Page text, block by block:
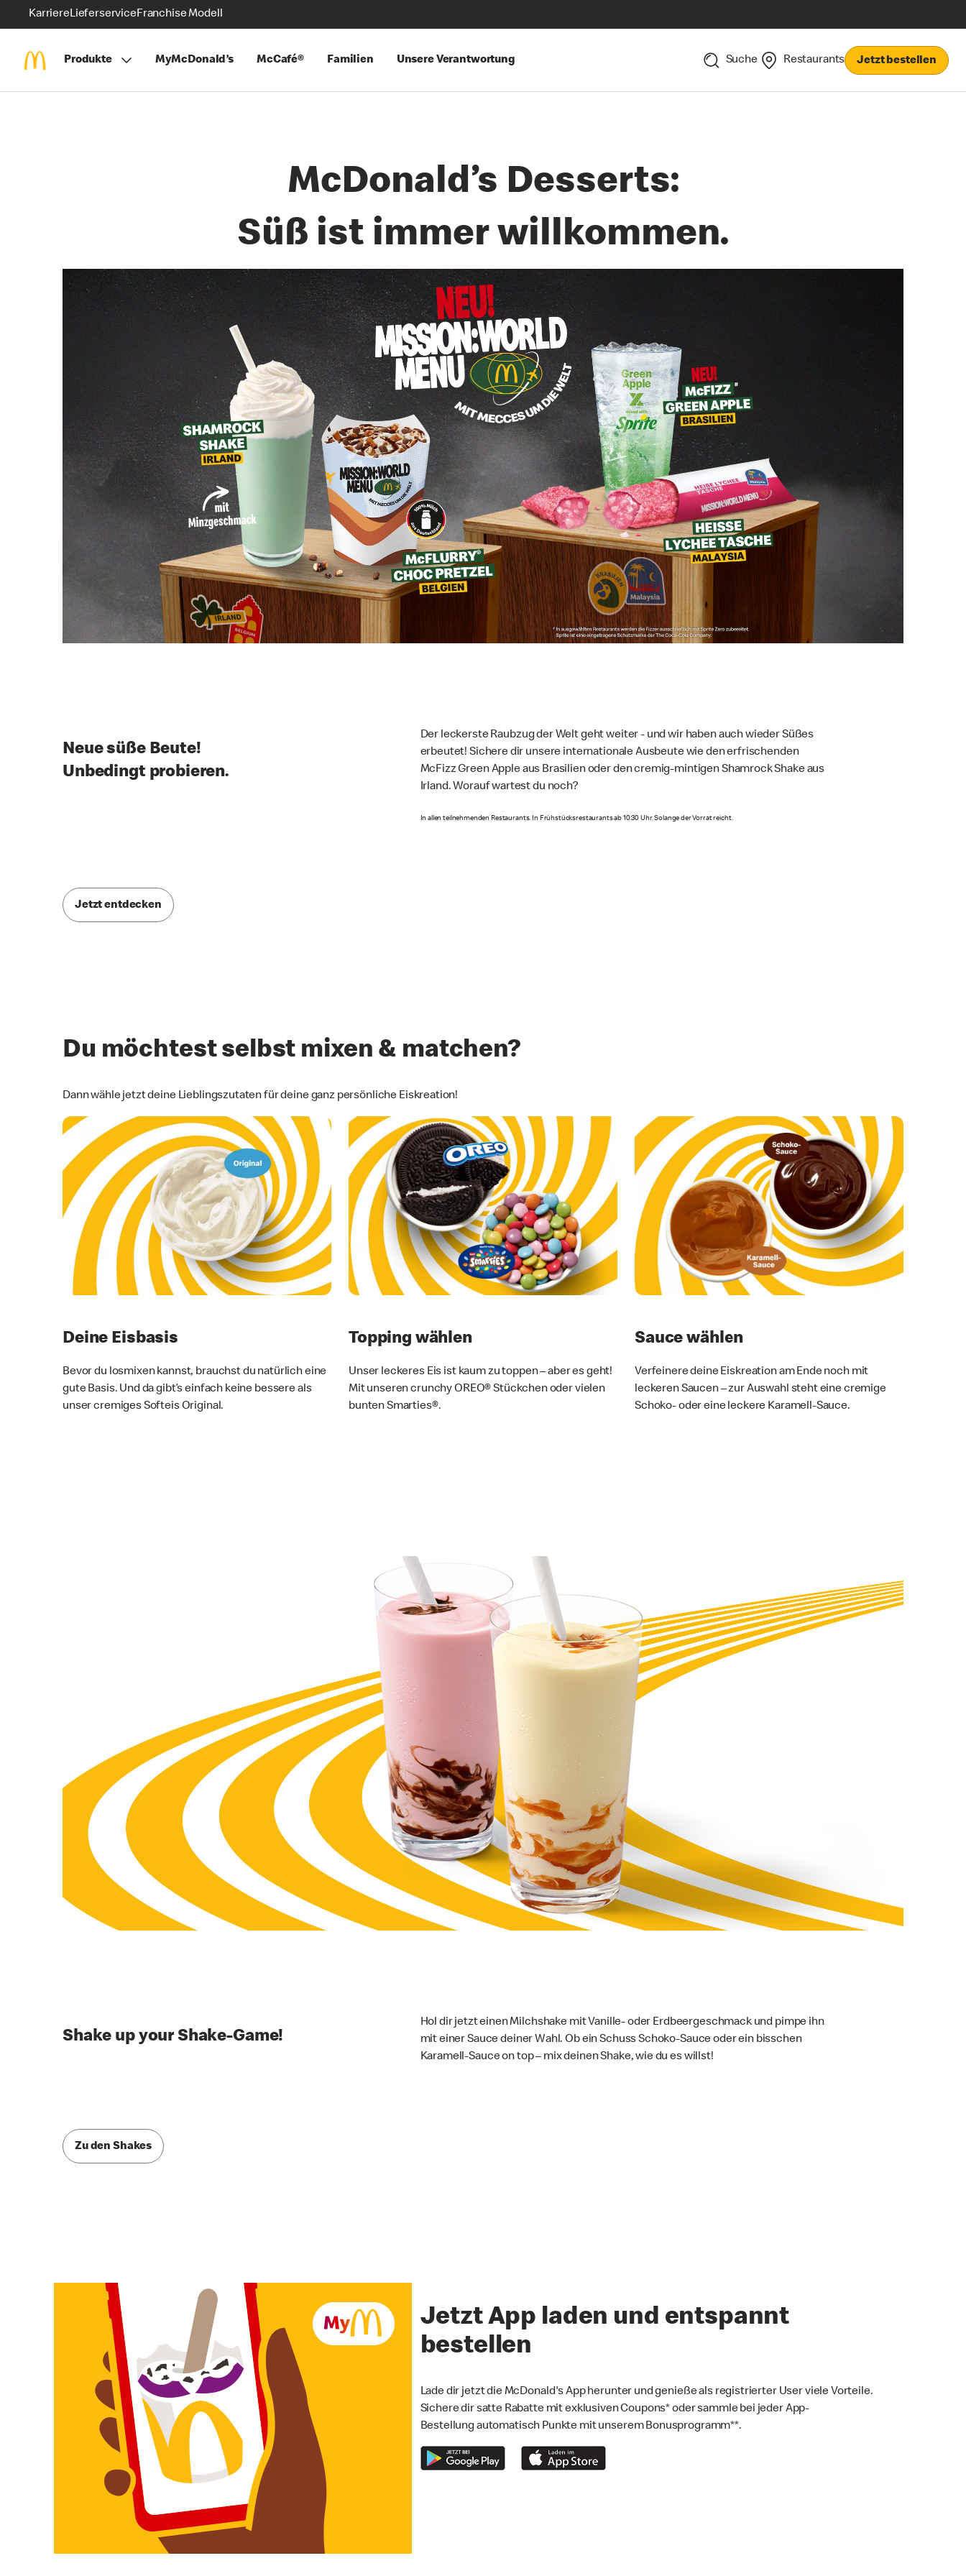
KarriereLieferserviceFranchise Modell
Produkte MyMcDonald’s McCafé® Familien Unsere Verantwortung Suche Restaurants Jetzt bestellen
McDonald’s Desserts:
Süß ist immer willkommen.
Neue süße Beute!
Unbedingt probieren.
Der leckerste Raubzug der Welt geht weiter - und wir haben auch wieder Süßes
erbeutet! Sichere dir unsere internationale Ausbeute wie den erfrischenden
McFizz Green Apple aus Brasilien oder den cremig-mintigen Shamrock Shake aus
Irland. Worauf wartest du noch?
In allen teilnehmenden Restaurants. In Frühstücksrestaurants ab 10:30 Uhr. Solange der Vorrat reicht.
Jetzt probieren
Jetzt entdecken
Du möchtest selbst mixen & matchen?
Dann wähle jetzt deine Lieblingszutaten für deine ganz persönliche Eiskreation!
Deine Eisbasis
Bevor du losmixen kannst, brauchst du natürlich eine
gute Basis. Und da gibt’s einfach keine bessere als
unser cremiges Softeis Original.
Topping wählen
Unser leckeres Eis ist kaum zu toppen – aber es geht!
Mit unseren crunchy OREO® Stückchen oder vielen
bunten Smarties®.
Sauce wählen
Verfeinere deine Eiskreation am Ende noch mit
leckeren Saucen – zur Auswahl steht eine cremige
Schoko- oder eine leckere Karamell-Sauce.
Shake up your Shake-Game!
Hol dir jetzt einen Milchshake mit Vanille- oder Erdbeergeschmack und pimpe ihn
mit einer Sauce deiner Wahl. Ob ein Schuss Schoko-Sauce oder ein bisschen
Karamell-Sauce on top – mix deinen Shake, wie du es willst!
Zu den Shakes
Jetzt App laden und entspannt
bestellen
Lade dir jetzt die McDonald's App herunter und genieße als registrierter User viele Vorteile.
Sichere dir satte Rabatte mit exklusiven Coupons* oder sammle bei jeder App-
Bestellung automatisch Punkte mit unserem Bonusprogramm**.